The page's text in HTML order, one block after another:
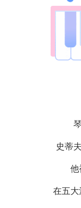
琴
史蒂夫
他被
在五大洲